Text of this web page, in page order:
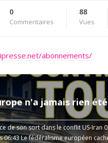
0
Commentaires
88
Vues
abonnements/
de son sort dans le conflit US-Iran
06:43 Le fédéralisme européen